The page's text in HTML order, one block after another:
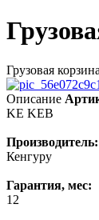
Грузовая
Описание
KE KEB
Производитель:
Кенгуру
Гарантия, мес:
12